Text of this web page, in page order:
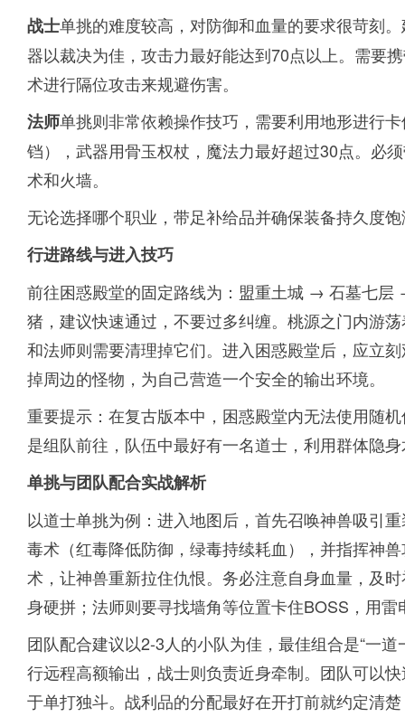
战士单挑的难度较高，对防御和血量的要求很苛刻
器以裁决为佳，攻击力最好能达到70点以上。需要
术进行隔位攻击来规避伤害。
法师单挑则非常依赖操作技巧，需要利用地形进行
铛），武器用骨玉权杖，魔法力最好超过30点。必
术和火墙。
无论选择哪个职业，带足补给品并确保装备持久度
行进路线与进入技巧
前往困惑殿堂的固定路线为：盟重土城 → 石墓七
猪，建议快速通过，不要过多纠缠。桃源之门内游
和法师则需要清理掉它们。进入困惑殿堂后，应立
掉周边的怪物，为自己营造一个安全的输出环境。
重要提示：在复古版本中，困惑殿堂内无法使用随
是组队前往，队伍中最好有一名道士，利用群体隐
单挑与团队配合实战解析
以道士单挑为例：进入地图后，首先召唤神兽吸引
毒术（红毒降低防御，绿毒持续耗血），并指挥神
术，让神兽重新拉住仇恨。务必注意自身血量，及
身硬拼；法师则要寻找墙角等位置卡住BOSS，用
团队配合建议以2-3人的小队为佳，最佳组合是“一
行远程高额输出，战士则负责近身牵制。团队可以
于单打独斗。战利品的分配最好在开打前就约定清